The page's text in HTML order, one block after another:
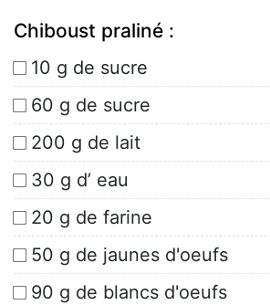
Chiboust praliné :
10 g de sucre
60 g de sucre
200 g de lait
30 g d’ eau
20 g de farine
50 g de jaunes d'oeufs
90 g de blancs d'oeufs